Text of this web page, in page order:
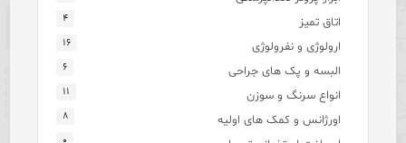
اتاق تمیز ۴
ارولوژی و نفرولوژی ۱۶
البسه و پک های جراحی ۶
انواع سرنگ و سوزن ۱۱
اورژانس و کمک های اولیه ۸